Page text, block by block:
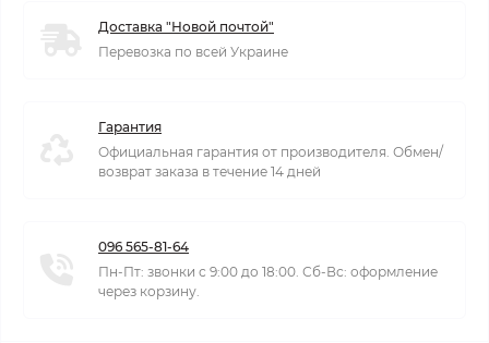
Доставка "Новой почтой"
Перевозка по всей Украине
Гарантия
Официальная гарантия от производителя. Обмен/
возврат заказа в течение 14 дней
096 565-81-64
Пн-Пт: звонки с 9:00 до 18:00. Сб-Вс: оформление
через корзину.